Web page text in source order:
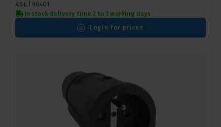
ABL | 90401
In stock delivery time 2 to 3 working days
Login for prices